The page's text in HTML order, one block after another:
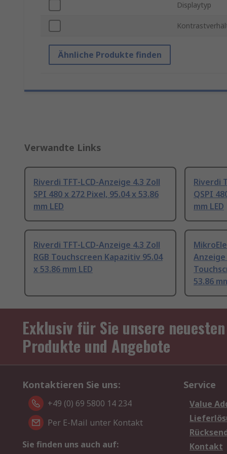
Displaytyp
Ähnliche Produkte finden
Verwandte Links
Riverdi TFT-LCD-Anzeige 4.3 Zoll
SPI 480 x 272 Pixel, 95.04 x 53.86
mm LED
Riverdi
QSPI
mm LED
Riverdi TFT-LCD-Anzeige 4.3 Zoll
RGB Touchscreen Kapazitiv 95.04
x 53.86 mm LED
Anzeige
53.86
Exklusiv für Sie unsere neuesten
Produkte und Angebote
Kontaktieren Sie uns:
+49 (0) 69 5800 14 234
Per E-Mail unter Kontakt
Sie finden uns auch auf:
Service
Value
Kontakt